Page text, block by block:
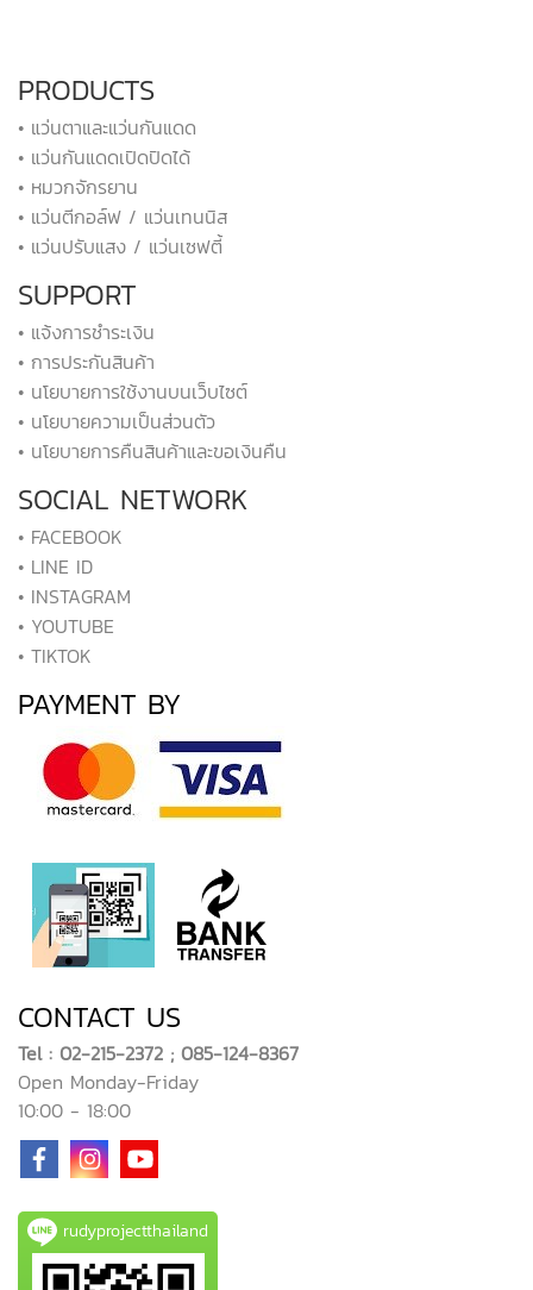
PRODUCTS
• แว่นตาและแว่นกันแดด
• แว่นกันแดดเปิดปิดได้
• หมวกจักรยาน
• แว่นตีกอล์ฟ / แว่นเทนนิส
• แว่นปรับแสง / แว่นเซฟตี้
SUPPORT
• แจ้งการชำระเงิน
• การประกันสินค้า
• นโยบายการใช้งานบนเว็บไซต์
• นโยบายความเป็นส่วนตัว
• นโยบายการคืนสินค้าและขอเงินคืน
SOCIAL NETWORK
• FACEBOOK
• LINE ID
• INSTAGRAM
• YOUTUBE
• TIKTOK
PAYMENT BY
CONTACT US
Tel : 02-215-2372 ; 085-124-8367
Open Monday-Friday
10:00 - 18:00
rudyprojectthailand